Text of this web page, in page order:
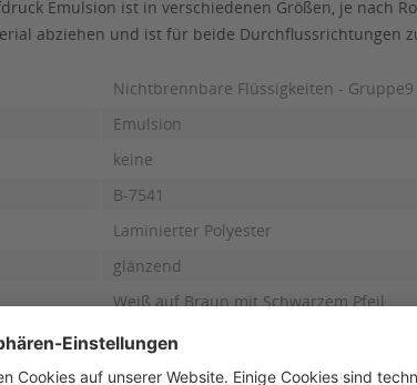
Emulsion ist in verschiedenen Größen, je nach
abziehen und ist für beide Durchflussrichtungen
Nichtbrennbare Flüssigkeiten - Gruppe9
Emulsion
keine
B-7541
Laminierter Polyester
glänzend
Weiß auf Braun mit Schwarzem Pfeil
selbstklebend, vorgestanzt auf
-40 °C bis +110 °C